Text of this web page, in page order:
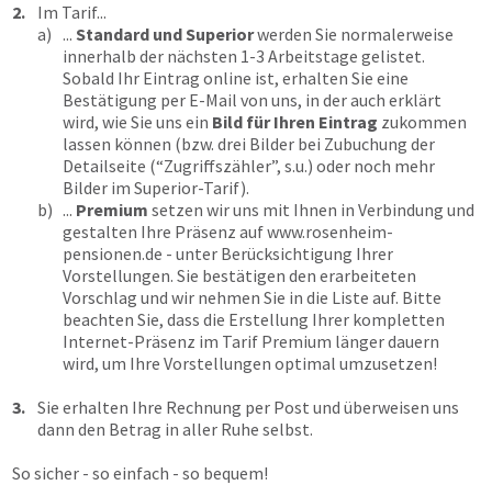
2. Im Tarif...
a) ... Standard und Superiorwerden Sie normalerweise
innerhalb der nächsten 1-3 Arbeitstage gelistet.
Sobald Ihr Eintrag online ist, erhalten Sie eine
Bestätigung per E-Mail von uns, in der auch erklärt
wird, wie Sie uns ein Bild für Ihren Eintrag zukommen
lassen können (bzw. drei Bilder bei Zubuchung der
Detailseite (“Zugriffszähler”, s.u.) oder noch mehr
Bilder im Superior-Tarif).
b) ... Premium setzen wir uns mit Ihnen in Verbindung und
gestalten Ihre Präsenz aufwww.rosenheim-
pensionen.de - unter Berücksichtigung Ihrer
Vorstellungen. Sie bestätigen den erarbeiteten
Vorschlag und wir nehmen Sie in die Liste auf. Bitte
beachten Sie, dass die Erstellung Ihrer kompletten
Internet-Präsenz im Tarif Premium länger dauern
wird, um Ihre Vorstellungen optimal umzusetzen!
3. Sie erhalten Ihre Rechnung per Post und überweisen uns
dann den Betrag in aller Ruhe selbst.
So sicher - so einfach - so bequem!